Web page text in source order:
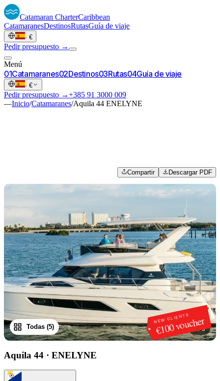
Catamaran CharterCaribbean
CatamaranesDestinosRutasGuía de viaje
· €
Pedir presupuesto →
Menú
01Catamaranes02Destinos03Rutas04Guía de viaje
· €
Pedir presupuesto →+385 91 3000 009
—Inicio/Catamaranes/Aquila 44 ENELYNE
Compartir Descargar PDF
NEW CLIENTS
€100 voucher
1 /5
Todas (5)
Aquila 44 · ENELYNE